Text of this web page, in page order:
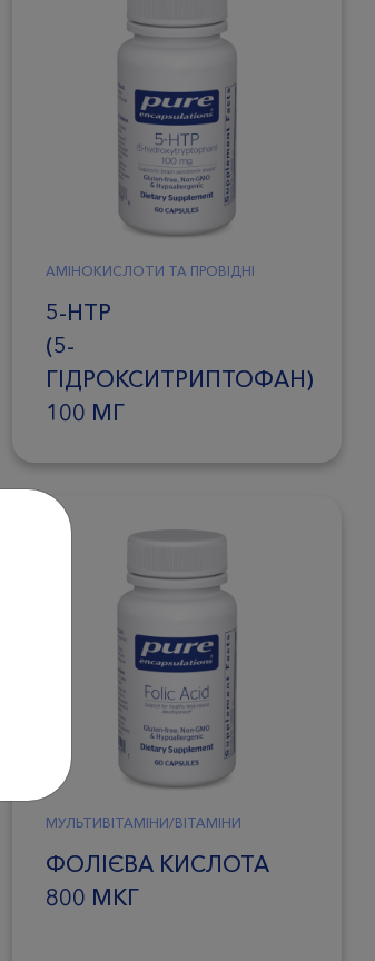
АМІНОКИСЛОТИ ТА ПРОВІДНІ
5-HTP
(5-
ГІДРОКСИТРИПТОФАН)
100 МГ
МУЛЬТИВІТАМІНИ/ВІТАМІНИ
ФОЛІЄВА КИСЛОТА
800 МКГ